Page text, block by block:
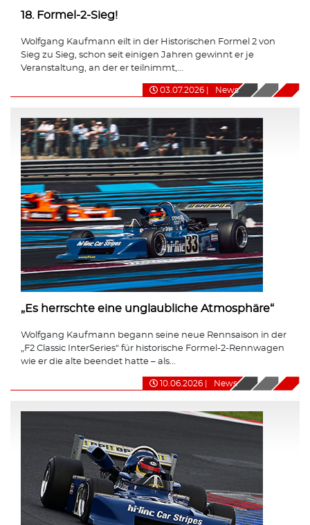
18. Formel-2-Sieg!
Wolfgang Kaufmann eilt in der Historischen Formel 2 von
Sieg zu Sieg, schon seit einigen Jahren gewinnt er je
Veranstaltung, an der er teilnimmt,...
03.07.2026 News
„Es herrschte eine unglaubliche Atmosphäre“
Wolfgang Kaufmann begann seine neue Rennsaison in der
„F2 Classic InterSeries“ für historische Formel-2-Rennwagen
wie er die alte beendet hatte – als...
10.06.2026 News